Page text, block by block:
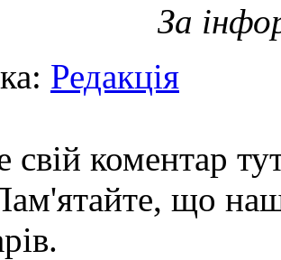
За
Редакція
свій коментар
що